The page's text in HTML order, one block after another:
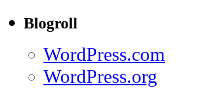
Blogroll
WordPress.com
WordPress.org